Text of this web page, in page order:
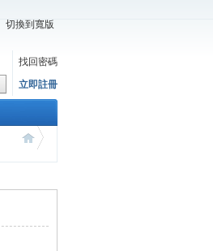
切換到寬版
找回密碼
立即註冊